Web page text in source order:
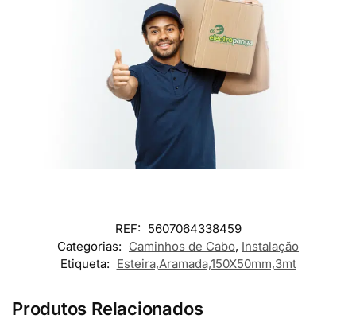
REF: 5607064338459
Categorias: Caminhos de Cabo, Instalação
Etiqueta: Esteira,Aramada,150X50mm,3mt
Produtos Relacionados